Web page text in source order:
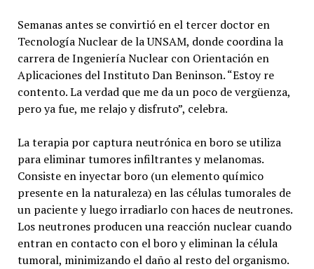
Semanas antes se convirtió en el tercer doctor en
Tecnología Nuclear de la UNSAM, donde coordina la
carrera de Ingeniería Nuclear con Orientación en
Aplicaciones del Instituto Dan Beninson. “Estoy re
contento. La verdad que me da un poco de vergüenza,
pero ya fue, me relajo y disfruto”, celebra.
La terapia por captura neutrónica en boro se utiliza
para eliminar tumores infiltrantes y melanomas.
Consiste en inyectar boro (un elemento químico
presente en la naturaleza) en las células tumorales de
un paciente y luego irradiarlo con haces de neutrones.
Los neutrones producen una reacción nuclear cuando
entran en contacto con el boro y eliminan la célula
tumoral, minimizando el daño al resto del organismo.